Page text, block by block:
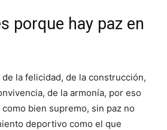
porque hay paz en
de la felicidad, de la construcción,
de la armonía, por eso
bien supremo, sin paz no
deportivo como el que